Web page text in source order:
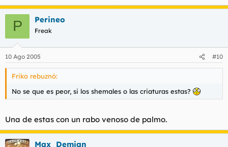
P Perineo
Freak
10 Ago 2005 #10
Friko rebuznó:
No se que es peor, si los shemales o las criaturas estas?
Una de estas con un rabo venoso de palmo.
Max_Demian